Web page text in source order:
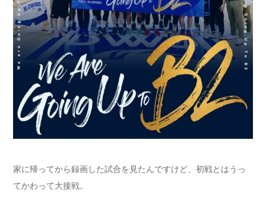
家に帰ってから録画した試合を見たんですけど、初戦とはうっ
てかわって大接戦。